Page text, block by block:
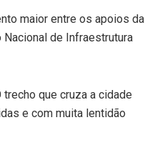
maior entre os apoios da
de Infraestrutura
que cruza a cidade
e com muita lentidão